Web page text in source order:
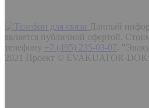
Данный
является публичной офертой.
телефону
+7 (495) 235-03-07
2021 Проект © EVAKUATOR-